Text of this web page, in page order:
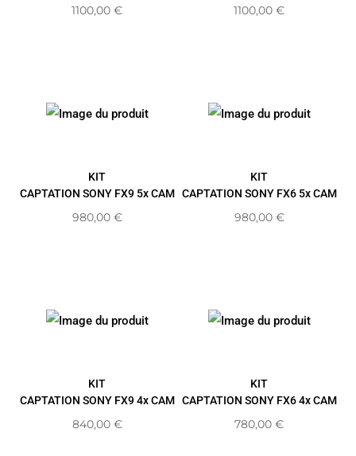
1100,00 € 1100,00 €
KIT
CAPTATION SONY FX9 5x CAM
980,00 €
KIT
CAPTATION SONY FX6 5x CAM
980,00 €
KIT
CAPTATION SONY FX9 4x CAM
840,00 €
KIT
CAPTATION SONY FX6 4x CAM
780,00 €